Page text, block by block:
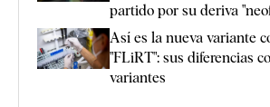
partido por su deriva
Así es la nueva variante
"FLiRT": sus diferencias
variantes